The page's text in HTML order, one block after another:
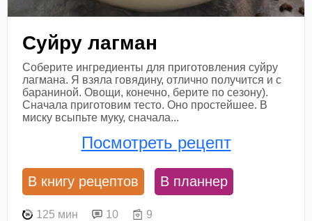
Суйру лагман
Соберите ингредиенты для приготовления суйру
лагмана. Я взяла говядину, отлично получится и с
бараниной. Овощи, конечно, берите по сезону).
Сначала приготовим тесто. Оно простейшее. В
миску всыпьте муку, сначала...
Посмотреть рецепт
В книгу рецептов В планнер
125 мин 10 9